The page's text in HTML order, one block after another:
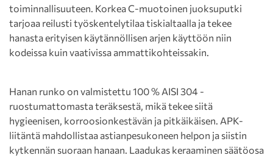
toiminnallisuuteen. Korkea C-muotoinen juoksuputki
tarjoaa reilusti työskentelytilaa tiskialtaalla ja tekee
hanasta erityisen käytännöllisen arjen käyttöön niin
kodeissa kuin vaativissa ammattikohteissakin.
Hanan runko on valmistettu 100 % AISI 304 -
ruostumattomasta teräksestä, mikä tekee siitä
hygieenisen, korroosionkestävän ja pitkäikäisen. APK-
liitäntä mahdollistaa astianpesukoneen helpon ja siistin
kytkennän suoraan hanaan. Laadukas keraaminen säätöosa